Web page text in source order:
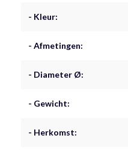
- Kleur:
- Afmetingen:
- Diameter Ø:
- Gewicht:
- Herkomst: